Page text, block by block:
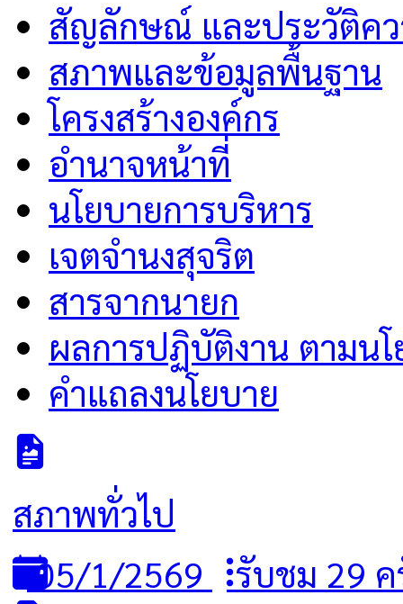
สัญลักษณ์ และประวัติคว
สภาพและข้อมูลพื้นฐาน
โครงสร้างองค์กร
อำนาจหน้าที่
นโยบายการบริหาร
เจตจำนงสุจริต
สารจากนายก
ผลการปฏิบัติงาน ตามน
คำแถลงนโยบาย
สภาพทั่วไป
05/1/2569 รับชม 29 ค